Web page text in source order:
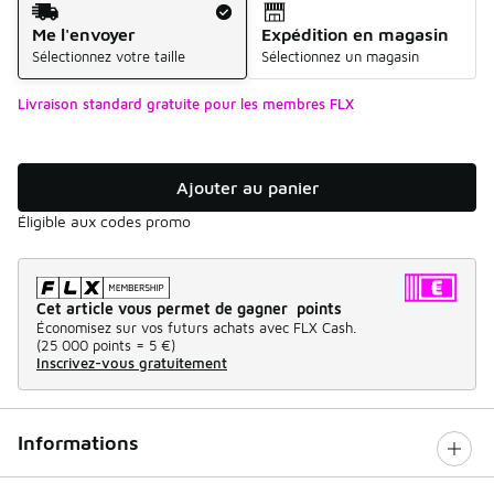
Me l'envoyer
Sélectionnez votre taille
Expédition en magasin
Sélectionnez un magasin
Livraison standard gratuite pour les membres FLX
Ajouter au panier
Éligible aux codes promo
Cet article vous permet de gagner points
Économisez sur vos futurs achats avec FLX Cash.
(25 000 points = 5 €)
Inscrivez-vous gratuitement
Informations